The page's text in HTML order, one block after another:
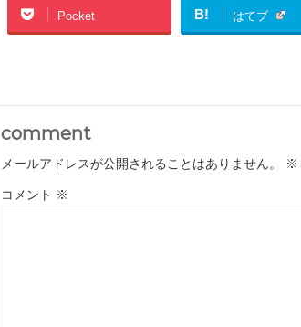
Pocket B! はてブ
comment
メールアドレスが公開されることはありません。 ※
コメント ※